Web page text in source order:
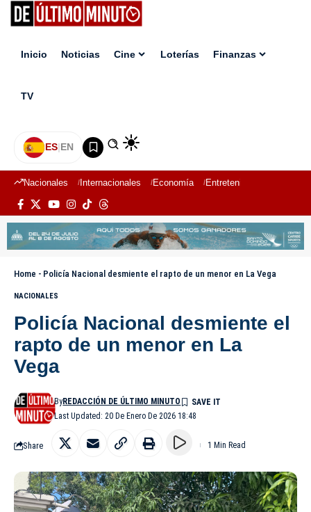
Inicio Noticias Cine Loterías Finanzas
TV
ES|EN
Nacionales Internacionales Economía Entretenimiento
Home - Policía Nacional desmiente el rapto de un menor en La Vega
NACIONALES
Policía Nacional desmiente el
rapto de un menor en La
Vega
Last Updated: 20 De Enero De 2026 18:48
ByREDACCIÓN DE ÚLTIMO MINUTO
Share 1 Min Read